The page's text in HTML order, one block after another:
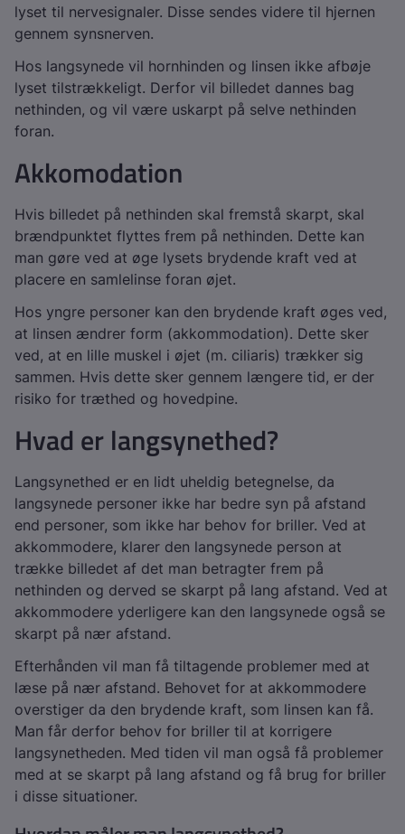
lyset til nervesignaler. Disse sendes videre til hjernen
gennem synsnerven.
Hos langsynede vil hornhinden og linsen ikke afbøje
lyset tilstrækkeligt. Derfor vil billedet dannes bag
nethinden, og vil være uskarpt på selve nethinden
foran.
Akkomodation
Hvis billedet på nethinden skal fremstå skarpt, skal
brændpunktet flyttes frem på nethinden. Dette kan
man gøre ved at øge lysets brydende kraft ved at
placere en samlelinse foran øjet.
Hos yngre personer kan den brydende kraft øges ved,
at linsen ændrer form (akkommodation). Dette sker
ved, at en lille muskel i øjet (m. ciliaris) trækker sig
sammen. Hvis dette sker gennem længere tid, er der
risiko for træthed og hovedpine.
Hvad er langsynethed?
Langsynethed er en lidt uheldig betegnelse, da
langsynede personer ikke har bedre syn på afstand
end personer, som ikke har behov for briller. Ved at
akkommodere, klarer den langsynede person at
trække billedet af det man betragter frem på
nethinden og derved se skarpt på lang afstand. Ved at
akkommodere yderligere kan den langsynede også se
skarpt på nær afstand.
Efterhånden vil man få tiltagende problemer med at
læse på nær afstand. Behovet for at akkommodere
overstiger da den brydende kraft, som linsen kan få.
Man får derfor behov for briller til at korrigere
langsynetheden. Med tiden vil man også få problemer
med at se skarpt på lang afstand og få brug for briller
i disse situationer.